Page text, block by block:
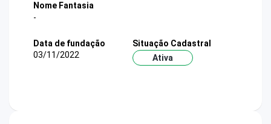
Nome Fantasia
-
Data de fundação
03/11/2022
Situação Cadastral
Ativa